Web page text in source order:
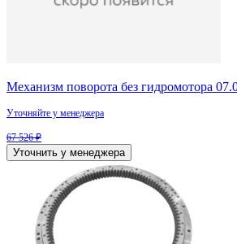
Механизм поворота без гидромотора
Уточняйте у менеджера
67 526 ₽
Уточнить у менеджера